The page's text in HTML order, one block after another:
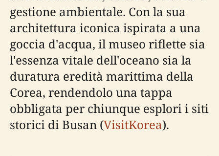
gestione ambientale. Con la sua
architettura iconica ispirata a una
goccia d'acqua, il museo riflette sia
l'essenza vitale dell'oceano sia la
duratura eredità marittima della
Corea, rendendolo una tappa
obbligata per chiunque esplori i siti
storici di Busan (VisitKorea).